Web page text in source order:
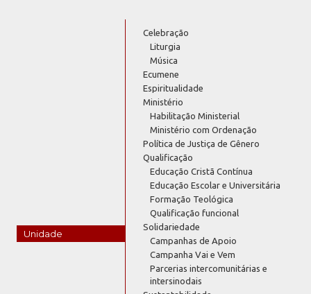
Unidade
Celebração
Liturgia
Música
Ecumene
Espiritualidade
Ministério
Habilitação Ministerial
Ministério com Ordenação
Política de Justiça de Gênero
Qualificação
Educação Cristã Contínua
Educação Escolar e Universitária
Formação Teológica
Qualificação funcional
Solidariedade
Campanhas de Apoio
Campanha Vai e Vem
Parcerias intercomunitárias e
intersinodais